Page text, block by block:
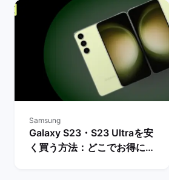
Samsung
Galaxy S23・S23 Ultraを安
く買う方法：どこでお得に購